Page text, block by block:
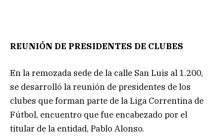
REUNIÓN DE PRESIDENTES DE CLUBES
En la remozada sede de la calle San Luis al 1.200,
se desarrolló la reunión de presidentes de los
clubes que forman parte de la Liga Correntina de
Fútbol, encuentro que fue encabezado por el
titular de la entidad, Pablo Alonso.